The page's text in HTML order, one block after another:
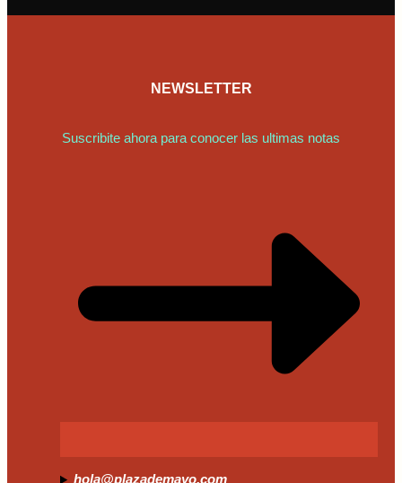
NEWSLETTER
Suscribite ahora para conocer las ultimas notas
hola@plazademayo.com